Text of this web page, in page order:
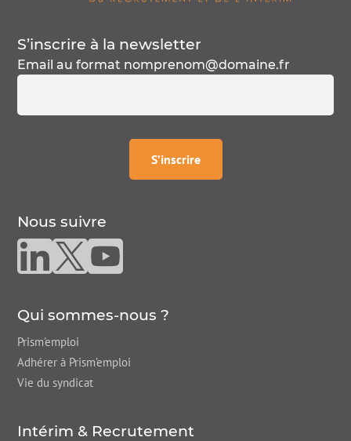
S’inscrire à la newsletter
Email au format nomprenom@domaine.fr
S’inscrire
à lanewsletter
Nous suivre
Nous suivre sur linkedin
Nous suivre sur twitter
Nous suivre sur youtube
Qui sommes-nous ?
Prism'emploi
Adhérer à Prism’emploi
Vie du syndicat
Intérim & Recrutement